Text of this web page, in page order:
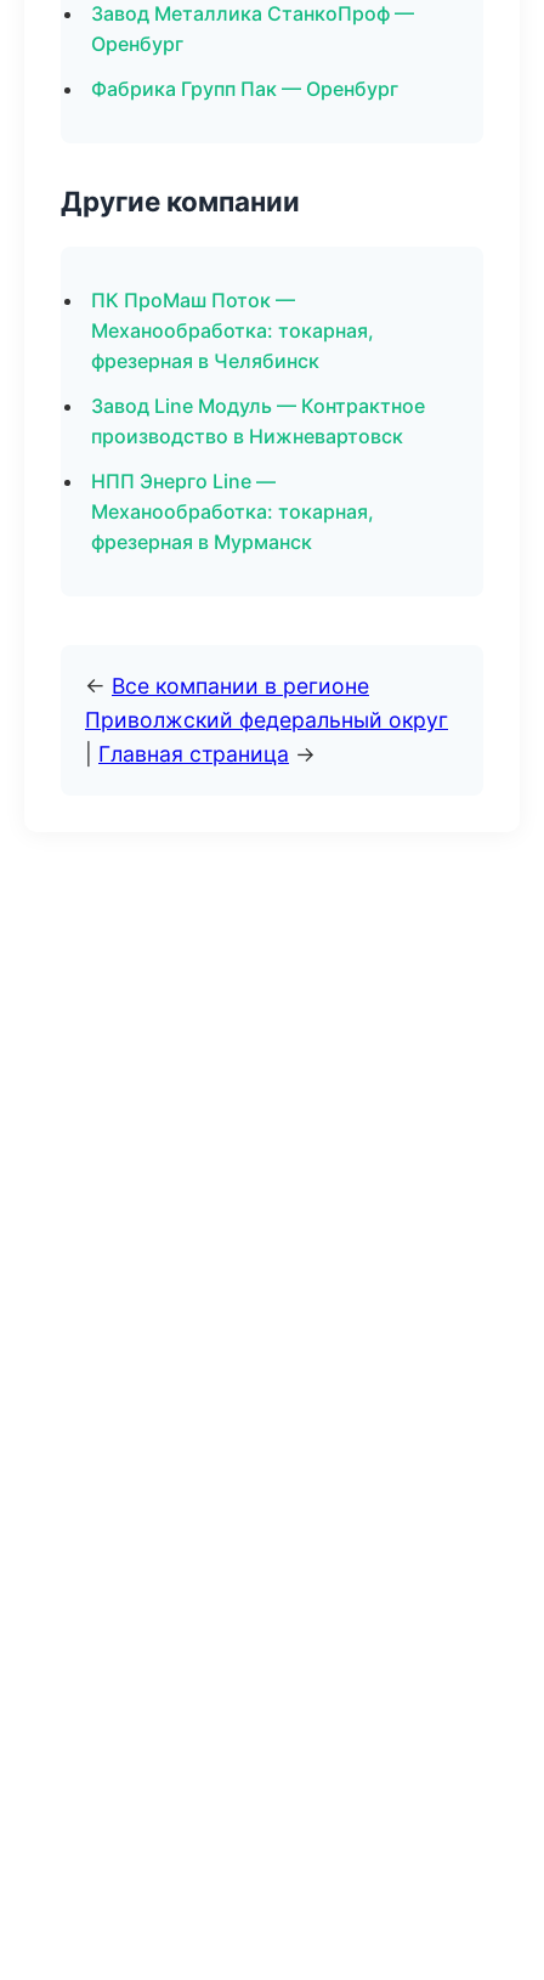
Завод Металлика СтанкоПроф —
Оренбург
Фабрика Групп Пак — Оренбург
Другие компании
ПК ПроМаш Поток —
Механообработка: токарная,
фрезерная в Челябинск
Завод Line Модуль — Контрактное
производство в Нижневартовск
НПП Энерго Line —
Механообработка: токарная,
фрезерная в Мурманск
← Все компании в регионе
Приволжский федеральный округ
Главная страница →